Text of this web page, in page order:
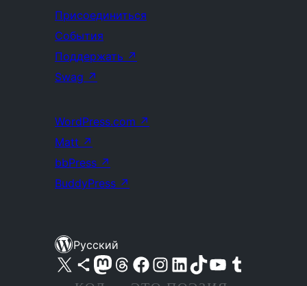
Присоединиться
События
Поддержать ↗
Swag ↗
WordPress.com ↗
Matt ↗
bbPress ↗
BuddyPress ↗
Русский
Посетите нас в X (ранее Twitter)
Посетите нашу учётную запись в Bluesky
Посетите нашу ленту в Mastodon
Посетите нашу учётную запись в Threads
Посетите нашу страницу на Facebook
Посетите наш Instagram
Посетите нашу страницу в LinkedIn
Посетите нашу учётную запись в TikTok
Посетите наш канал YouTube
Посетите нашу учётную запись в Tumblr